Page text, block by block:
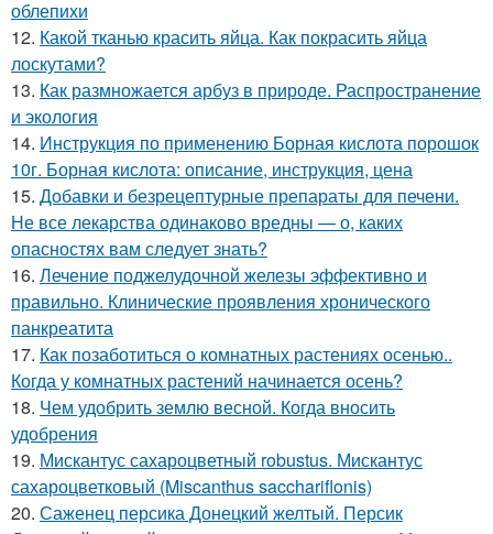
облепихи
12. Какой тканью красить яйца. Как покрасить яйца
лоскутами?
13. Как размножается арбуз в природе. Распространение
и экология
14. Инструкция по применению Борная кислота порошок
10г. Борная кислота: описание, инструкция, цена
15. Добавки и безрецептурные препараты для печени.
Не все лекарства одинаково вредны — о, каких
опасностях вам следует знать?
16. Лечение поджелудочной железы эффективно и
правильно. Клинические проявления хронического
панкреатита
17. Как позаботиться о комнатных растениях осенью..
Когда у комнатных растений начинается осень?
18. Чем удобрить землю весной. Когда вносить
удобрения
19. Мискантус сахароцветный robustus. Мискантус
сахароцветковый (Miscanthus sacchariflonis)
20. Саженец персика Донецкий желтый. Персик